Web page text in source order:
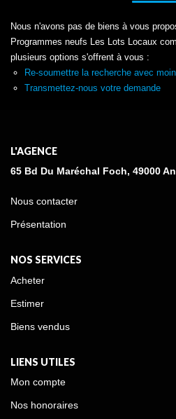
CRÉER UNE
Nous n'avons pas de biens à vous
Programmes neufs Les Lots Locaux
plusieurs options s'offrent à vous :
Re-soumettre la recherche avec
Transmettez-nous votre demande
L'AGENCE
65 Bd Du Maréchal Foch, 49000
Nous contacter
Présentation
NOS SERVICES
Acheter
Estimer
Biens vendus
LIENS UTILES
Mon compte
Nos honoraires